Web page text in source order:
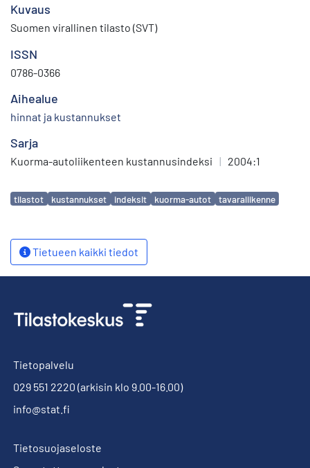
Kuvaus
Suomen virallinen tilasto (SVT)
ISSN
0786-0366
Aihealue
hinnat ja kustannukset
Sarja
Kuorma-autoliikenteen kustannusindeksi | 2004:1
Avainsanat
tilastot kustannukset indeksit kuorma-autot tavaraliikenne
Tietueen kaikki tiedot
Tietopalvelu
029 551 2220 (arkisin klo 9.00-16.00)
info@stat.fi
Tietosuojaseloste